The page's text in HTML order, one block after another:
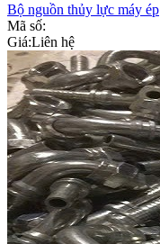
Bộ nguồn thủy lực máy ép
Mã số:
Giá:Liên hệ